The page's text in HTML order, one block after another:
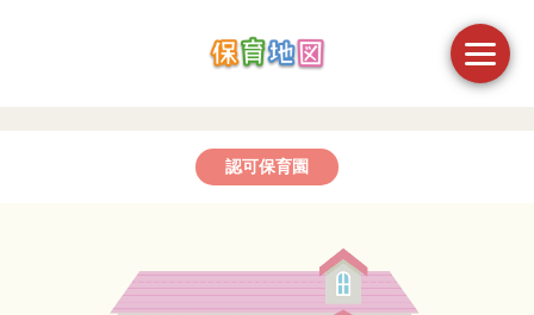
認可保育園